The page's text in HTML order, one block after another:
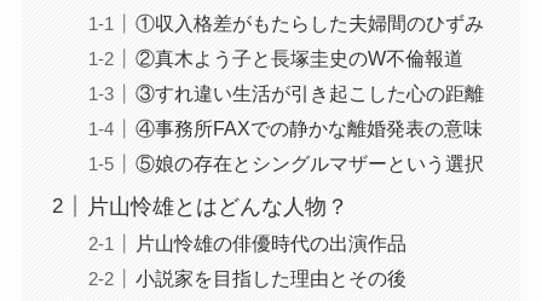
①収入格差がもたらした夫婦間のひずみ
②真木よう子と長塚圭史のW不倫報道
③すれ違い生活が引き起こした心の距離
④事務所FAXでの静かな離婚発表の意味
⑤娘の存在とシングルマザーという選択
片山怜雄とはどんな人物？
片山怜雄の俳優時代の出演作品
小説家を目指した理由とその後